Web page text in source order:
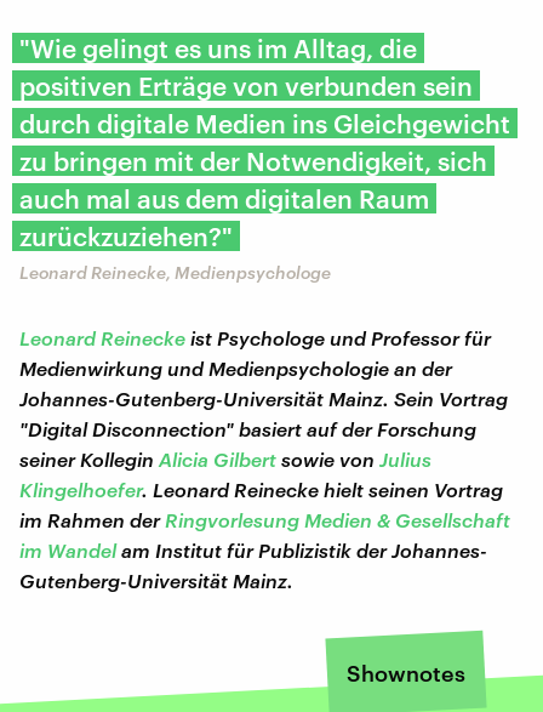
"Wie gelingt es uns im Alltag, die
positiven Erträge von verbunden sein
durch digitale Medien ins Gleichgewicht
zu bringen mit der Notwendigkeit, sich
auch mal aus dem digitalen Raum
zurückzuziehen?"
Leonard Reinecke, Medienpsychologe
Leonard Reinecke ist Psychologe und Professor für
Medienwirkung und Medienpsychologie an der
Johannes-Gutenberg-Universität Mainz. Sein Vortrag
"Digital Disconnection" basiert auf der Forschung
seiner Kollegin Alicia Gilbert sowie von Julius
Klingelhoefer. Leonard Reinecke hielt seinen Vortrag
im Rahmen der Ringvorlesung Medien & Gesellschaft
im Wandelam Institut für Publizistik der Johannes-
Gutenberg-Universität Mainz.
Shownotes